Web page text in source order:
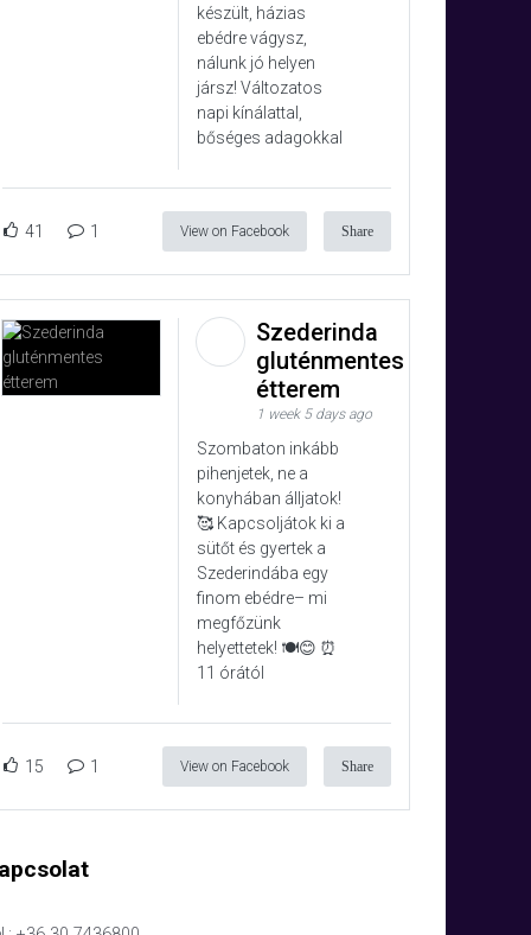
készült, házias
ebédre vágysz,
nálunk jó helyen
jársz! Változatos
napi kínálattal,
bőséges adagokkal
41 1 View on Facebook Share
Szederinda
gluténmentes
étterem
1 week 5 days ago
Szombaton inkább
pihenjetek, ne a
konyhában álljatok!
🥰 Kapcsoljátok ki a
sütőt és gyertek a
Szederindába egy
finom ebédre– mi
megfőzünk
helyettetek! 🍽️😊 ⏰
11 órától
15 1 View on Facebook Share